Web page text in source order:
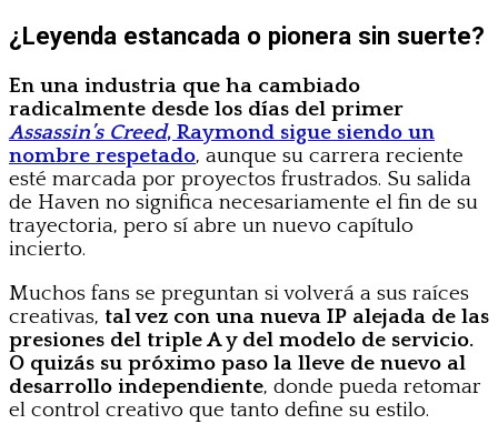
¿Leyenda estancada o pionera sin suerte?
En una industria que ha cambiado
radicalmente desde los días del primer
Assassin’s Creed, Raymond sigue siendo un
nombre respetado, aunque su carrera reciente
esté marcada por proyectos frustrados. Su salida
de Haven no significa necesariamente el fin de su
trayectoria, pero sí abre un nuevo capítulo
incierto.
Muchos fans se preguntan si volverá a sus raíces
creativas, tal vez con una nueva IP alejada de las
presiones del triple A y del modelo de servicio.
O quizás su próximo paso la lleve de nuevo al
desarrollo independiente, donde pueda retomar
el control creativo que tanto define su estilo.